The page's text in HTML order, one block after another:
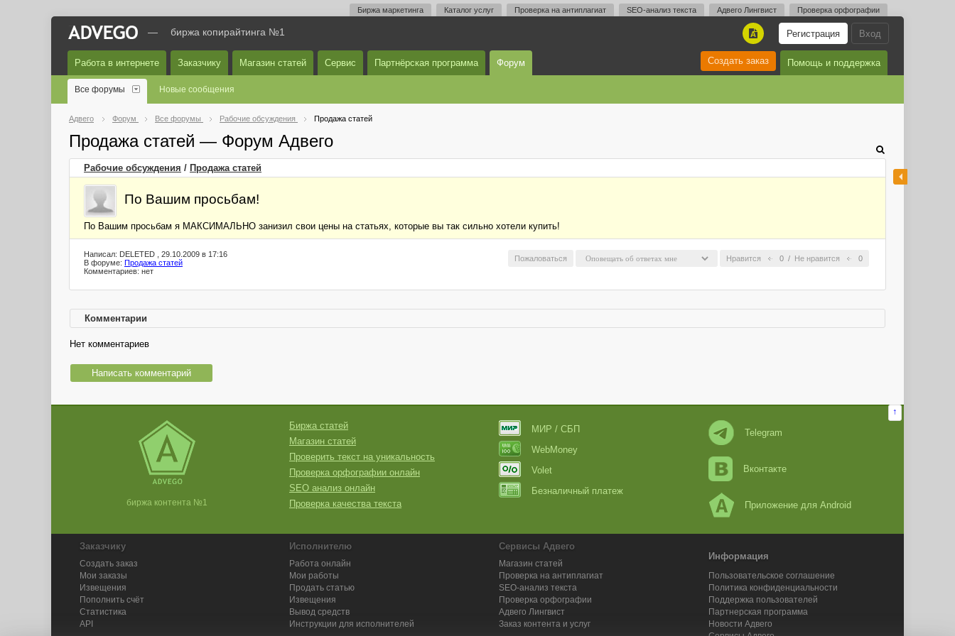
Биржа маркетинга Каталог услуг Проверка на антиплагиат SEO-анализ текста Адвего Лингвист Проверка орфографии
Вход
Регистрация
A
— биржа копирайтинга №1
Работа в интернете Заказчику Магазин статей Сервис Партнёрская программа Форум Помощь и поддержка
Создать заказ
Все форумы Новые сообщения
Адвего Форум Все форумы Рабочие обсуждения Продажа статей
Продажа статей — Форум Адвего
Рабочие обсуждения / Продажа статей
По Вашим просьбам!
По Вашим просьбам я МАКСИМАЛЬНО занизил свои цены на статьях, которые вы так сильно хотели купить!
Нравится 0 / Не нравится 0
Пожаловаться
Написал: DELETED , 29.10.2009 в 17:16
В форуме: Продажа статей
Комментариев: нет
Комментарии
Нет комментариев
Написать комментарий
↑
биржа контента №1
Биржа статей
Магазин статей
Проверить текст на уникальность
Проверка орфографии онлайн
SEO анализ онлайн
Проверка качества текста
МИР / СБП
WebMoney
Volet
Безналичный платеж
Telegram
Вконтакте
Приложение для Android
Заказчику
Создать заказ
Мои заказы
Извещения
Пополнить счёт
Статистика
API
Исполнителю
Работа онлайн
Мои работы
Продать статью
Извещения
Вывод средств
Инструкции для исполнителей
Сервисы Адвего
Магазин статей
Проверка на антиплагиат
SEO-анализ текста
Проверка орфографии
Адвего Лингвист
Заказ контента и услуг
Информация
Пользовательское соглашение
Политика конфиденциальности
Поддержка пользователей
Партнерская программа
Новости Адвего